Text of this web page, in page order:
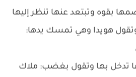
بقوه وتبتعد عنها تنظر إليها
هويدا وهي تمسك يدها:
تدخل بها وتقول بغضب: ملاك